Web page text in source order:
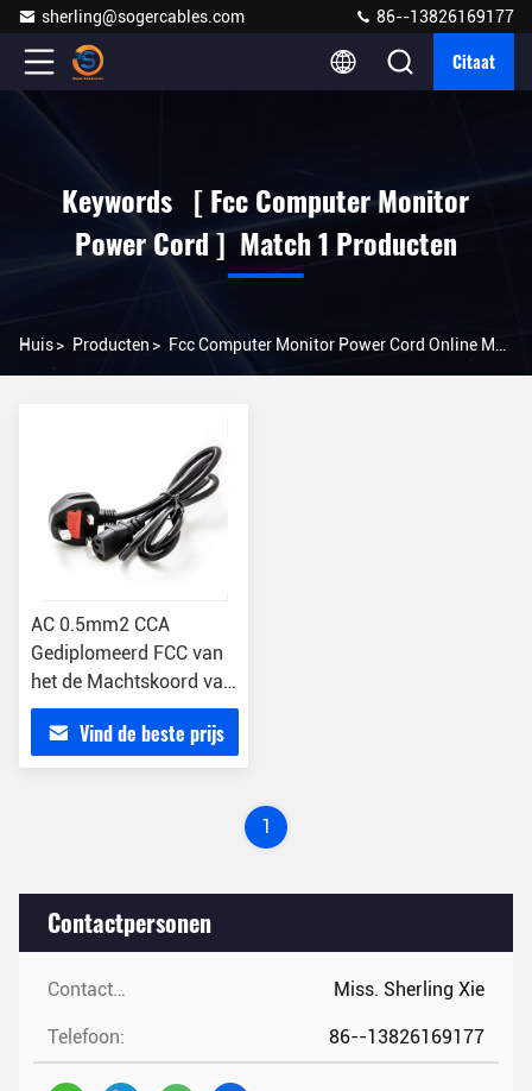
sherling@sogercables.com 86--13826169177
Citaat
Keywords [ Fcc Computer Monitor
Power Cord ] Match 1 Producten
Huis> Producten > Fcc Computer Monitor Power Cord Online Manufacturer
Contactpersonen
Contactpersonen: Miss. Sherling Xie
Telefoon: 86--13826169177
AC 0.5mm2 CCA
Gediplomeerd FCC van
het de Machtskoord van
de Computermonitor
Vind de beste prijs
1